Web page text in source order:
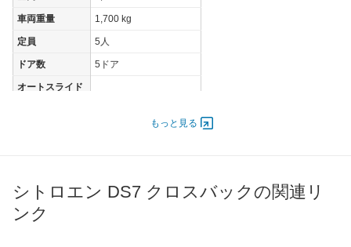
車両重量 1,700 kg
定員 5人
ドア数 5ドア
オートスライド
過給機 TB
タイヤ
もっと見る
シトロエン DS7 クロスバックの関連リ
ンク